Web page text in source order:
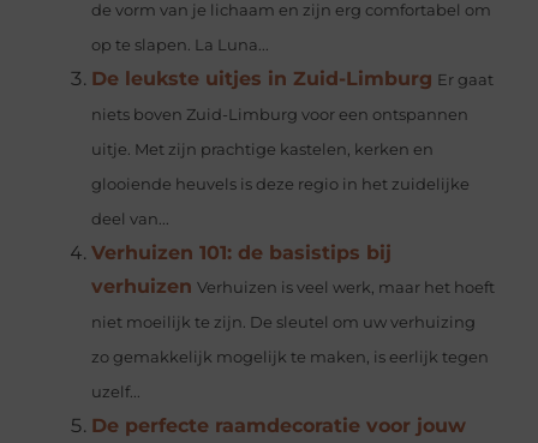
de vorm van je lichaam en zijn erg comfortabel om
op te slapen. La Luna...
De leukste uitjes in Zuid-Limburg Er gaat
niets boven Zuid-Limburg voor een ontspannen
uitje. Met zijn prachtige kastelen, kerken en
glooiende heuvels is deze regio in het zuidelijke
deel van...
Verhuizen 101: de basistips bij
verhuizen Verhuizen is veel werk, maar het hoeft
niet moeilijk te zijn. De sleutel om uw verhuizing
zo gemakkelijk mogelijk te maken, is eerlijk tegen
uzelf...
De perfecte raamdecoratie voor jouw